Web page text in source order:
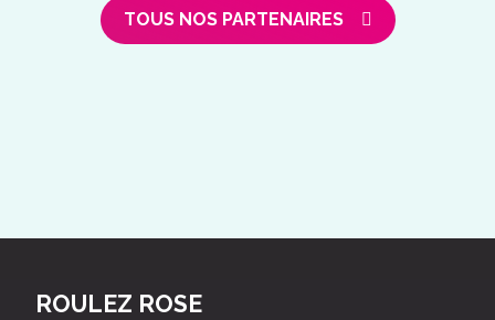
TOUS NOS PARTENAIRES
ROULEZ ROSE